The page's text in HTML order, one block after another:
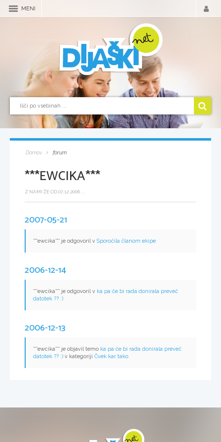
MENI
Domov forum
***EWCIKA***
Z NAMI ŽE OD 07.12.2006 ...
2007-05-21
***ewcika*** je odgovoril v Sporočila članom ekipe
2006-12-14
***ewcika*** je odgovoril v ka pa če bi rada donirala preveč
datotek ?? :)
2006-12-13
***ewcika*** je objavil temo ka pa če bi rada donirala preveč
datotek ?? :) v kategoriji Čvek kar tako